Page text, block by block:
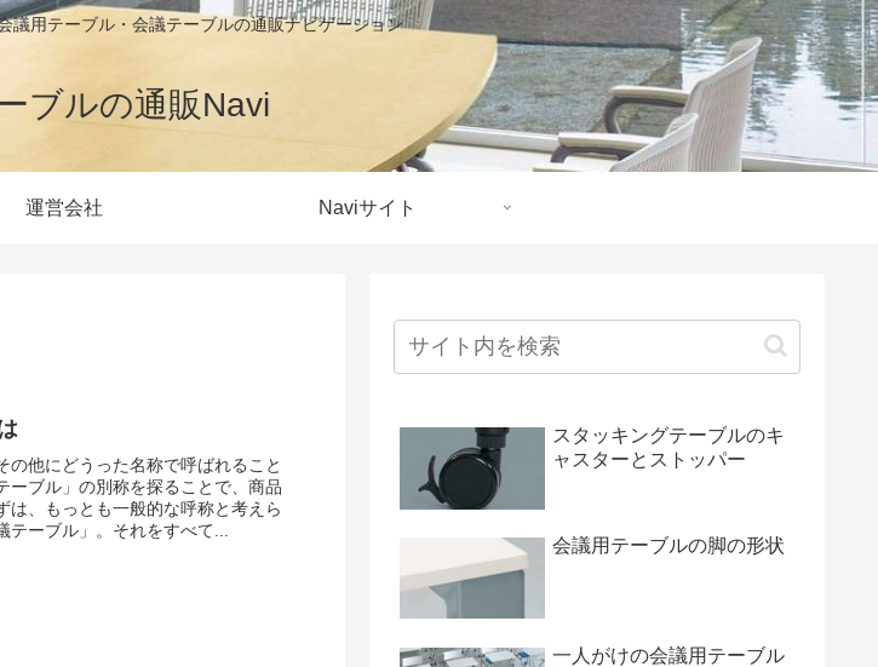
議用テーブル・会議テーブルの通販ナビゲーション
ブルの通販Navi
運営会社 Naviサイト
の他にどうった名称で呼ばれること
ーブル」の別称を探ることで、商品
は、もっとも一般的な呼称と考えら
ーブル」。それをすべて...
スタッキングテーブルのキ
ャスターとストッパー
会議用テーブルの脚の形状
一人がけの会議用テーブル